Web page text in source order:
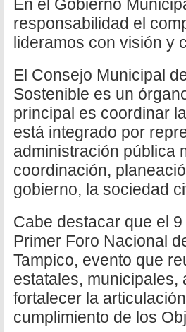
En el Gobierno
responsabilidad el
lideramos con visión y
El Consejo Municipal
Sostenible es un
principal es coordinar
está integrado por
administración pública
coordinación,
gobierno, la sociedad
Cabe destacar que el
Primer Foro Nacional
Tampico, evento que
estatales, municipales,
fortalecer la
cumplimiento de los